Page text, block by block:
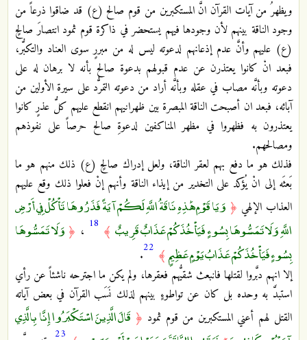
ويظهرُ من آيات القرآن انَّ المستكبرين من قوم صالح (ع) قد ضاقوا ذرعاً من
وجود الناقة بينهم لأن وجودها فيهم يستحضر في ذاكرة قوم ثمود انتصارَ صالحٍ
(ع) عليهم وأنَّ عدم إذعانهم لدعوته ليس له من مبررٍ سوى العناد والتكبُّر،
فبعد انْ كانوا يعتذرن عن عدم قبولهم بدعوة صالح بأنه لا برهان له على
دعوته وبأنَّه مصاب في عقله وبأنَّه أراد من دعوته التمرُّد على سيرة الأولين من
آبائه، فبعد ان أصبحت الناقة المبصرة بين ظهرانيهم انقطع عليهم كلُّ عذرٍ كانوا
يعتذرون به فظهروا في مظهر المناكفين لدعوةِ صالح حرصاً على نفوذهم
ومصالحهم.
فذلك هو ما دفع بهم لعقر الناقة، ولعل إدراك صالحٍ (ع) ذلك منهم هو ما
بَعثَه إلى انْ يُؤكد على التخدير من إيذاء الناقة وأنهم إنْ فعلوا ذلك وقع عليهم
العذاب الإلهي ﴿ وَيَا قَوْمِ هَٰذِهِ نَاقَةُ اللَّهِ لَكُمْ آيَةً فَذَرُوهَا تَأْكُلْ فِي أَرْضِ
اللَّهِ وَلَا تَمَسُّوهَا بِسُوءٍ فَيَأْخُذَكُمْ عَذَابٌ قَرِيبٌ ﴾ 18 ، ﴿ وَلَا تَمَسُّوهَا
بِسُوءٍ فَيَأْخُذَكُمْ عَذَابُ يَوْمٍ عَظِيمٍ ﴾ 22
.
إلا انهم دبَّروا لقتلها فانبعث شقيُّهم فعقرها، ولم يكن ما اجترحه ناشئاً عن رأي
استبدَّ به وحده بل كان عن تواطوءٍ بينهم لذلك نَسَب القرآن في بعض آياته
القتل لهم أعني المستكبرين من قوم ثمود ﴿ قَالَ الَّذِينَ اسْتَكْبَرُوا إِنَّا بِالَّذِي
23